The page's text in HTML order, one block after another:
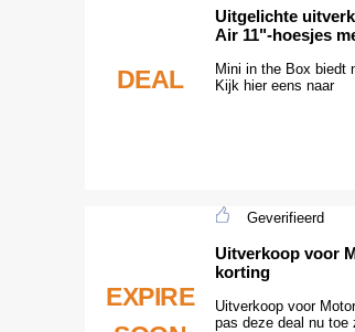
DEAL
Uitgelichte
Air 11"-hoesjes
Mini in the Box biedt
Kijk hier eens naar
EXPIRE
Geverifieerd
Uitverkoop voor
korting
Uitverkoop voor
pas deze deal nu toe